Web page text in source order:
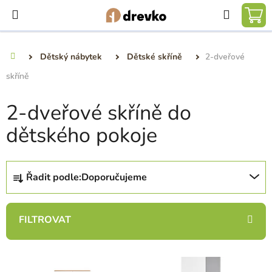
obsah
Hledat
Dětský nábytek Dětské skříně
2-dveřové
skříně
2-dveřové skříně do
dětského pokoje
Ř
z
n
Řadit podle:Doporučujeme